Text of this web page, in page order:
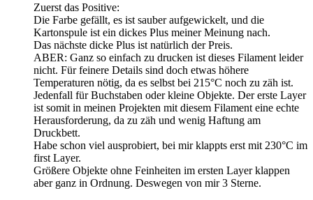
Zuerst das Positive:
Die Farbe gefällt, es ist sauber aufgewickelt, und die
Kartonspule ist ein dickes Plus meiner Meinung nach.
Das nächste dicke Plus ist natürlich der Preis.
ABER: Ganz so einfach zu drucken ist dieses Filament leider
nicht. Für feinere Details sind doch etwas höhere
Temperaturen nötig, da es selbst bei 215°C noch zu zäh ist.
Jedenfall für Buchstaben oder kleine Objekte. Der erste Layer
ist somit in meinen Projekten mit diesem Filament eine echte
Herausforderung, da zu zäh und wenig Haftung am
Druckbett.
Habe schon viel ausprobiert, bei mir klappts erst mit 230°C im
first Layer.
Größere Objekte ohne Feinheiten im ersten Layer klappen
aber ganz in Ordnung. Deswegen von mir 3 Sterne.